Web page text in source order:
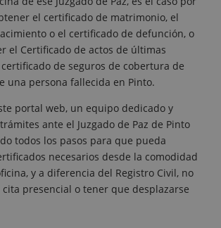
el certificado de matrimonio, el
o el certificado de defunción, o
el Certificado de actos de últimas
de seguros de cobertura de
una persona fallecida en Pinto.
portal web, un equipo dedicado y
ante el Juzgado de Paz de Pinto
todos los pasos para que pueda
necesarios desde la comodidad
y a diferencia del Registro Civil, no
presencial o tener que desplazarse